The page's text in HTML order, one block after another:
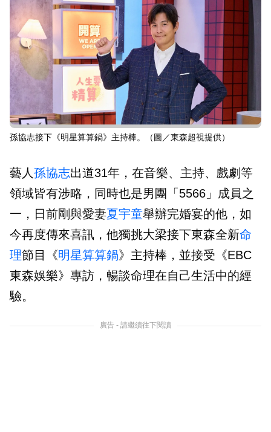
孫協志接下《明星算算鍋》主持棒。（圖／東森超視提供）
藝人孫協志出道31年，在音樂、主持、戲劇等
領域皆有涉略，同時也是男團「5566」成員之
一，日前剛與愛妻夏宇童舉辦完婚宴的他，如
今再度傳來喜訊，他獨挑大梁接下東森全新命
理節目《明星算算鍋》主持棒，並接受《EBC
東森娛樂》專訪，暢談命理在自己生活中的經
驗。
廣告 - 請繼續往下閱讀